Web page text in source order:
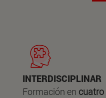
INTERDISCIPLINAR
Formación en cuatro